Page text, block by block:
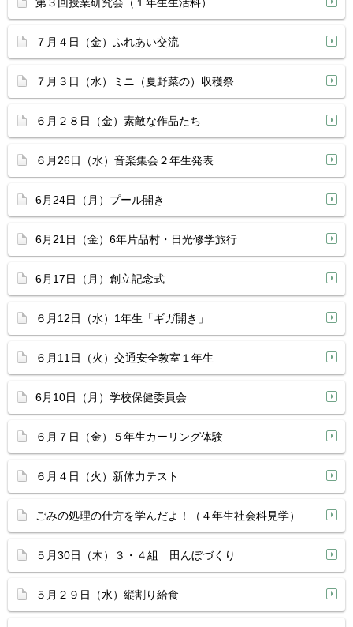
７月４日（金）ふれあい交流
７月３日（水）ミニ（夏野菜の）収穫祭
６月２８日（金）素敵な作品たち
６月26日（水）音楽集会２年生発表
6月24日（月）プール開き
6月21日（金）6年片品村・日光修学旅行
6月17日（月）創立記念式
６月12日（水）1年生「ギガ開き」
６月11日（火）交通安全教室１年生
6月10日（月）学校保健委員会
６月７日（金）５年生カーリング体験
６月４日（火）新体力テスト
ごみの処理の仕方を学んだよ！（４年生社会科見学）
５月30日（木）３・４組 田んぼづくり
５月２９日（水）縦割り給食